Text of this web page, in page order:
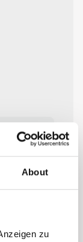
About
zu